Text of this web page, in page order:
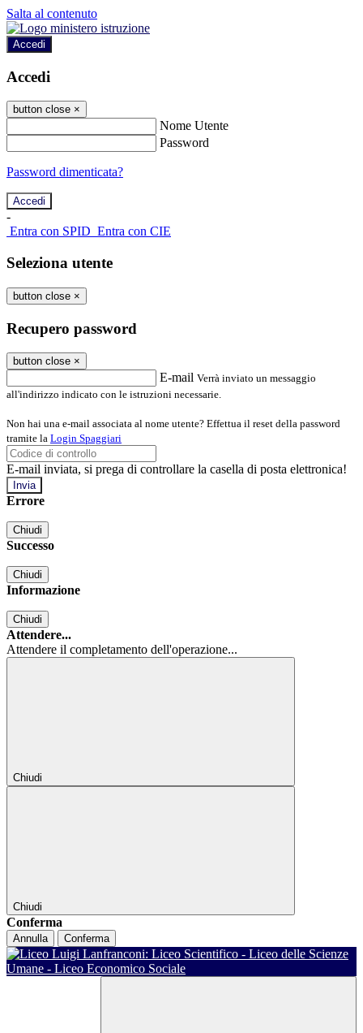
Salta al contenuto
Accedi
Accedi
button close ×
Nome Utente
Password
Password dimenticata?
-
Entra con SPID Entra con CIE
Seleziona utente
button close ×
Recupero password
button close ×
E-mail Verrà inviato un messaggio
all'indirizzo indicato con le istruzioni necessarie.
Non hai una e-mail associata al nome utente? Effettua il reset della password
tramite la Login Spaggiari
E-mail inviata, si prega di controllare la casella di posta elettronica!
Errore
Chiudi
Successo
Chiudi
Informazione
Chiudi
Attendere...
Attendere il completamento dell'operazione...
Chiudi
Chiudi
Conferma
Annulla Conferma